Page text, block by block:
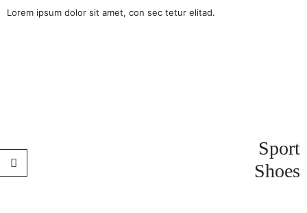
Lorem ipsum dolor sit amet, con sec tetur elitad.
Sport
Shoes